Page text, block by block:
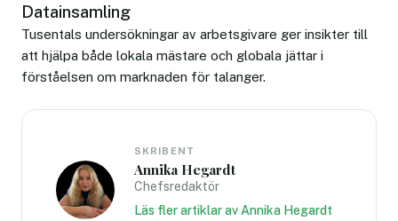
Datainsamling
Tusentals undersökningar av arbetsgivare ger insikter till
att hjälpa både lokala mästare och globala jättar i
förståelsen om marknaden för talanger.
SKRIBENT
Annika Hegardt
Chefsredaktör
Läs fler artiklar av Annika Hegardt